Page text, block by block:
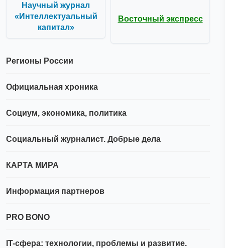
Научный журнал
«Интеллектуальный
капитал»
Восточный экспресс
Регионы России
Официальная хроника
Социум, экономика, политика
Социальный журналист. Добрые дела
КАРТА МИРА
Информация партнеров
PRO BONO
IT-сфера: технологии, проблемы и развитие.